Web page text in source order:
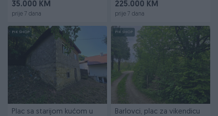
35.000 KM
prije 7 dana
225.000 KM
prije 7 dana
PIK SHOP
Plac sa starijom kućom u
PIK SHOP
Barlovci, plac za vikendicu